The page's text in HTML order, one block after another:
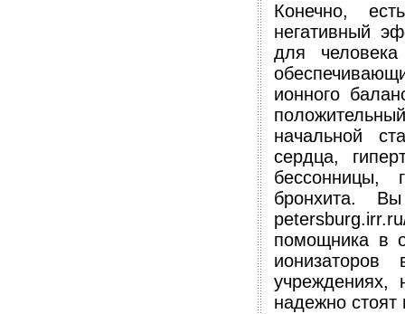
Конечно,
негативный
для
ионного
начальной
сердца,
бессонницы,
бронхита.
помощника в
надежно стоят